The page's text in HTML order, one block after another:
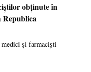
obținute în
Republica
și farmaciști